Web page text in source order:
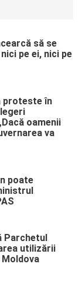
să se
pe ei, nici pe
proteste în
oamenii
va
poate
Parchetul
utilizării